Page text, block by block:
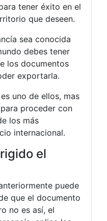
tener éxito en el
que deseen.
sea conocida
debes tener
los documentos
exportarla.
uno de ellos, mas
proceder con
los más
internacional.
el
puede
que el documento
no es así, el